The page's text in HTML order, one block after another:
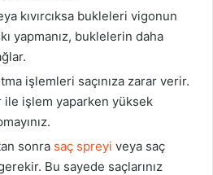
kıvırcıksa bukleleri vigonun
yapmanız, buklelerin daha
işlemleri saçınıza zarar verir.
işlem yaparken yüksek
sonra saç spreyi veya saç
Bu sayede saçlarınız